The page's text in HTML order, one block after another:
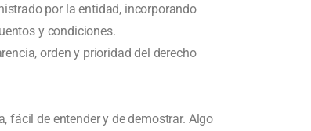
por la entidad, incorporando
y condiciones.
orden y prioridad del derecho
fácil de entender y de demostrar. Algo